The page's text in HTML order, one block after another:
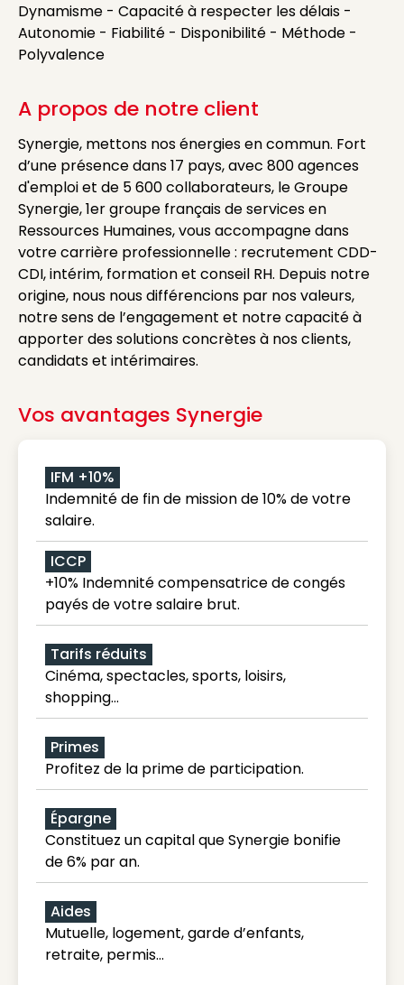
Dynamisme - Capacité à respecter les délais -
Autonomie - Fiabilité - Disponibilité - Méthode -
Polyvalence
A propos de notre client
Synergie, mettons nos énergies en commun. Fort
d’une présence dans 17 pays, avec 800 agences
d'emploi et de 5 600 collaborateurs, le Groupe
Synergie, 1er groupe français de services en
Ressources Humaines, vous accompagne dans
votre carrière professionnelle : recrutement CDD-
CDI, intérim, formation et conseil RH. Depuis notre
origine, nous nous différencions par nos valeurs,
notre sens de l’engagement et notre capacité à
apporter des solutions concrètes à nos clients,
candidats et intérimaires.
Vos avantages Synergie
IFM +10%
Indemnité de fin de mission de 10% de votre
salaire.
ICCP
+10% Indemnité compensatrice de congés
payés de votre salaire brut.
Tarifs réduits
Cinéma, spectacles, sports, loisirs,
shopping...
Primes
Profitez de la prime de participation.
Épargne
Constituez un capital que Synergie bonifie
de 6% par an.
Aides
Mutuelle, logement, garde d’enfants,
retraite, permis…